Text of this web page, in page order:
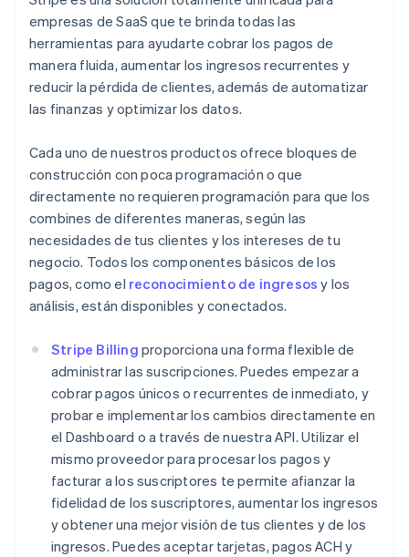
empresas de SaaS que te brinda todas las
herramientas para ayudarte cobrar los pagos de
manera fluida, aumentar los ingresos recurrentes y
reducir la pérdida de clientes, además de automatizar
las finanzas y optimizar los datos.
Cada uno de nuestros productos ofrece bloques de
construcción con poca programación o que
directamente no requieren programación para que los
combines de diferentes maneras, según las
necesidades de tus clientes y los intereses de tu
negocio. Todos los componentes básicos de los
pagos, como el reconocimiento de ingresos y los
análisis, están disponibles y conectados.
Stripe Billing proporciona una forma flexible de
administrar las suscripciones. Puedes empezar a
cobrar pagos únicos o recurrentes de inmediato, y
probar e implementar los cambios directamente en
el Dashboard o a través de nuestra API. Utilizar el
mismo proveedor para procesar los pagos y
facturar a los suscriptores te permite afianzar la
fidelidad de los suscriptores, aumentar los ingresos
y obtener una mejor visión de tus clientes y de los
ingresos. Puedes aceptar tarjetas, pagos ACH y